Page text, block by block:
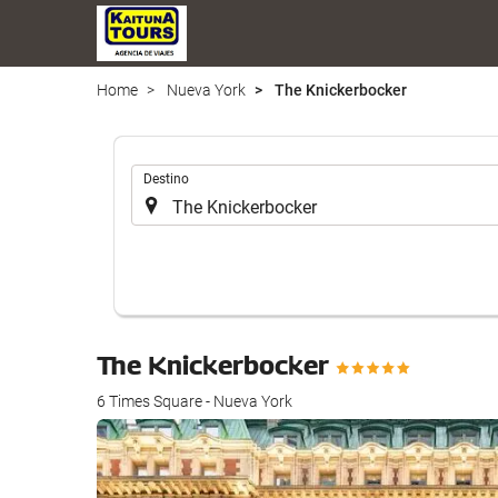
Home Nueva York The Knickerbocker
Introduzca
lugar
el
realizar
búsqueda
de
su
alojamiento..
Destino
The Knickerbocker
6 Times Square - Nueva York